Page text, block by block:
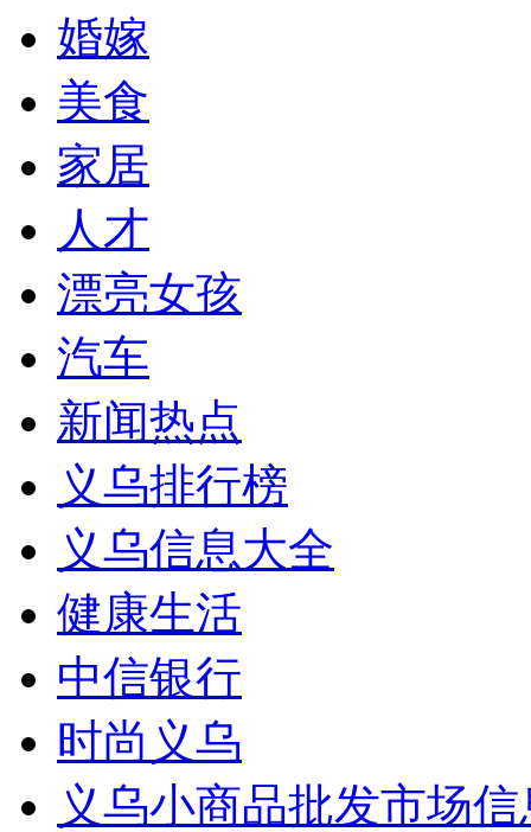
婚嫁
美食
家居
人才
漂亮女孩
汽车
新闻热点
义乌排行榜
义乌信息大全
健康生活
中信银行
时尚义乌
义乌小商品批发市场